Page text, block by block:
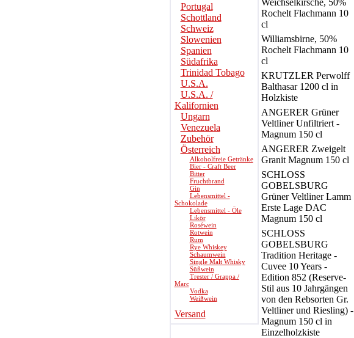
Portugal
Schottland
Schweiz
Slowenien
Spanien
Südafrika
Trinidad Tobago
U.S.A.
U.S.A. /
Kalifornien
Ungarn
Venezuela
Zubehör
Österreich
Alkoholfreie Getränke
Bier - Craft Beer
Bitter
Fruchtbrand
Gin
Lebensmittel -
Schokolade
Lebensmittel - Öle
Likör
Roséwein
Rotwein
Rum
Rye Whiskey
Schaumwein
Single Malt Whisky
Süßwein
Trester / Grappa /
Marc
Vodka
Weißwein
Versand
Weichselkirsche, 50%
Rochelt Flachmann 10
cl
Williamsbirne, 50%
Rochelt Flachmann 10
cl
KRUTZLER Perwolff
Balthasar 1200 cl in
Holzkiste
ANGERER Grüner
Veltliner Unfiltriert -
Magnum 150 cl
ANGERER Zweigelt
Granit Magnum 150 cl
SCHLOSS
GOBELSBURG
Grüner Veltliner Lamm
Erste Lage DAC
Magnum 150 cl
SCHLOSS
GOBELSBURG
Tradition Heritage -
Cuvee 10 Years -
Edition 852 (Reserve-
Stil aus 10 Jahrgängen
von den Rebsorten Gr.
Veltliner und Riesling) -
Magnum 150 cl in
Einzelholzkiste